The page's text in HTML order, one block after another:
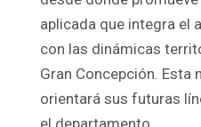
aplicada que integra el
con las dinámicas
Gran Concepción. Esta
orientará sus futuras
el departamento.